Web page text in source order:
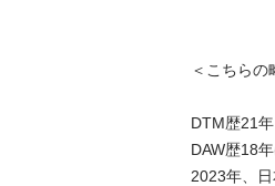
＜こちらの
DTM歴21年
DAW歴18
2023年、